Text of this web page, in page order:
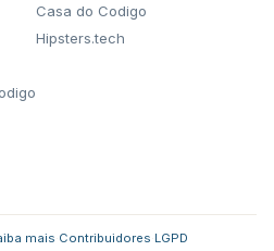
Casa do Codigo
Hipsters.tech
mais Contribuidores LGPD